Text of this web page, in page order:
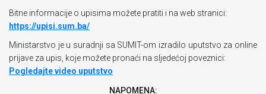
Bitne informacije o upisima možete pratiti i na web stranici:
https://upisi.sum.ba/
Ministarstvo je u suradnji sa SUMIT-om izradilo uputstvo za online
prijave za upis, koje možete pronaći na sljedećoj poveznici:
Pogledajte video uputstvo
NAPOMENA: